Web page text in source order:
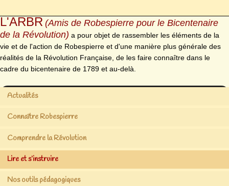
L'ARBR (Amis de Robespierre pour le Bicentenaire
de la Révolution) a pour objet de rassembler les éléments de la
vie et de l'action de Robespierre et d'une manière plus générale des
réalités de la Révolution Française, de les faire connaître dans le
cadre du bicentenaire de 1789 et au-delà.
Actualités
Connaître Robespierre
Comprendre la Révolution
Lire et s’instruire
Nos outils pédagogiques